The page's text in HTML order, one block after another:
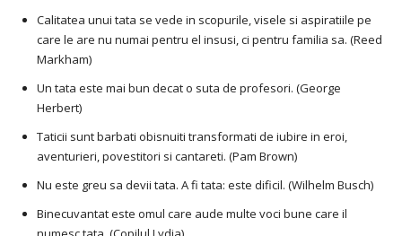
Calitatea unui tata se vede in scopurile, visele si aspiratiile pe
care le are nu numai pentru el insusi, ci pentru familia sa. (Reed
Markham)
Un tata este mai bun decat o suta de profesori. (George
Herbert)
Taticii sunt barbati obisnuiti transformati de iubire in eroi,
aventurieri, povestitori si cantareti. (Pam Brown)
Nu este greu sa devii tata. A fi tata: este dificil. (Wilhelm Busch)
Binecuvantat este omul care aude multe voci bune care il